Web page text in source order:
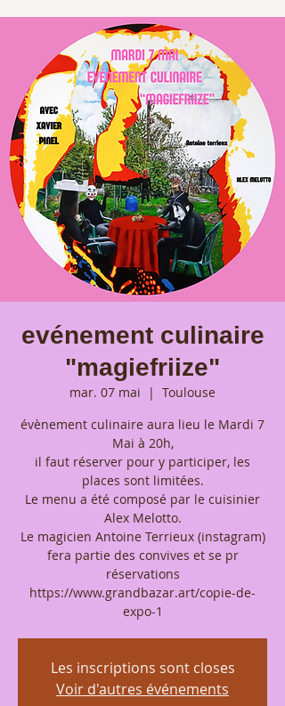
evénement culinaire
"magiefriize"
mar. 07 mai
  |
Toulouse
évènement culinaire aura lieu le Mardi 7
Mai à 20h,
il faut réserver pour y participer, les
places sont limitées.
Le menu a été composé par le cuisinier
Alex Melotto.
Le magicien Antoine Terrieux (instagram)
fera partie des convives et se pr
réservations
https://www.grandbazar.art/copie-de-
expo-1
Les inscriptions sont closes
Voir d'autres événements